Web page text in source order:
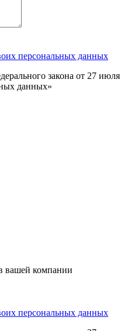
персональных данных
закона от 27 июля
данных»
вашей компании
персональных данных